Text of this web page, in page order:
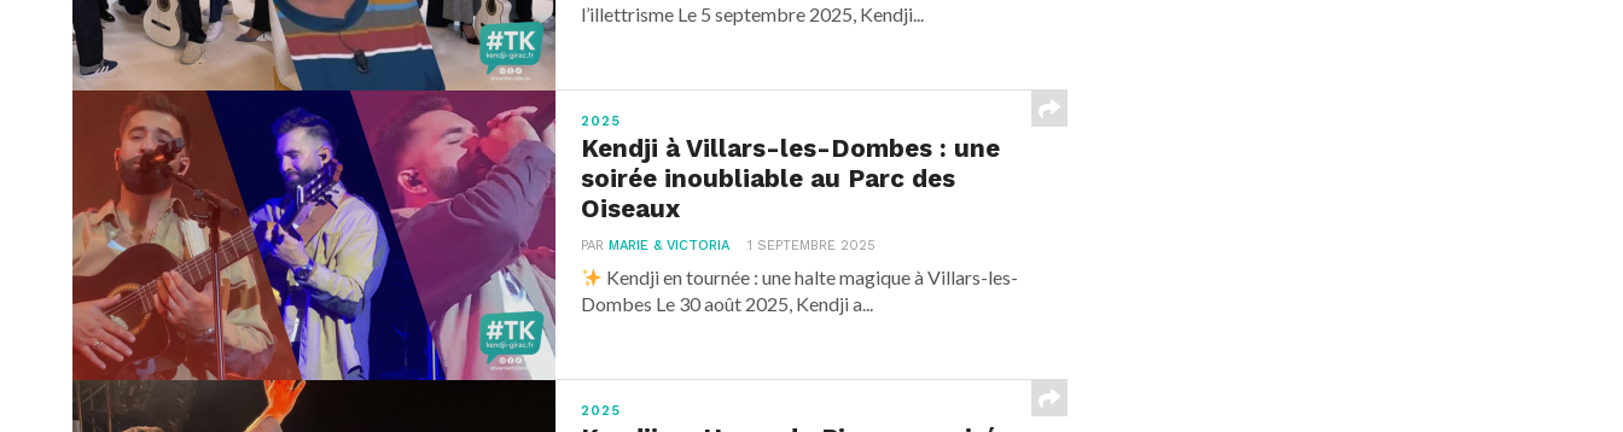
l’illettrisme Le 5 septembre 2025, Kendji...
2025
Kendji à Villars-les-Dombes : une
soirée inoubliable au Parc des
Oiseaux
PARMARIE & VICTORIA 1 SEPTEMBRE 2025
Kendji en tournée : une halte magique à Villars-les-
Dombes Le 30 août 2025, Kendji a...
2025